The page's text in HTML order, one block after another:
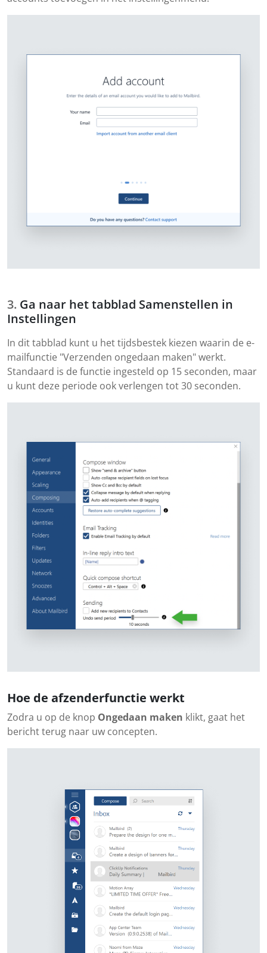
Ga naar het tabblad Samenstellen in
Instellingen
In dit tabblad kunt u het tijdsbestek kiezen waarin de e-
mailfunctie "Verzenden ongedaan maken" werkt.
Standaard is de functie ingesteld op 15 seconden, maar
u kunt deze periode ook verlengen tot 30 seconden.
Hoe de afzenderfunctie werkt
Zodra u op de knop Ongedaan maken klikt, gaat het
bericht terug naar uw concepten.